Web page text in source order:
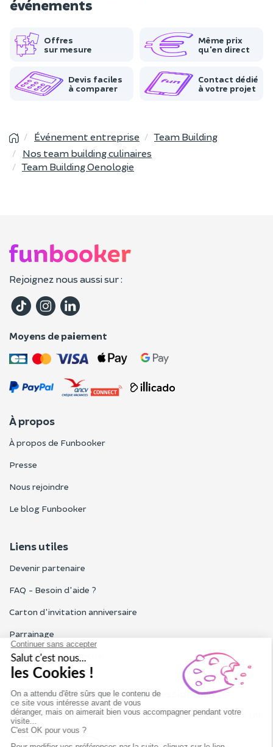
événements
Offres
sur mesure
Même prix
qu'en direct
Devis faciles
à comparer
Contact dédié
à votre projet
Événement entreprise
Team Building
Nos team building culinaires
Team Building Oenologie
Rejoignez nous aussi sur :
Moyens de paiement
À propos
À propos de Funbooker
Presse
Nous rejoindre
Le blog Funbooker
Liens utiles
Devenir partenaire
FAQ - Besoin d'aide ?
Carton d'invitation anniversaire
Parrainage
Tous les avis Funbooker
Particuliers, entreprises, professionnels
Notre service client est ouvert du lundi au vendredi de 9h à 18h